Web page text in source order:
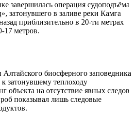
завершилась операция судоподъёма
затонувшего в заливе реки Камга
приблизительно в 20-ти метрах
17 метров.
биосферного заповедника
затонувшему теплоходу
объекта на отсутствие явных следов
показывал лишь следовые